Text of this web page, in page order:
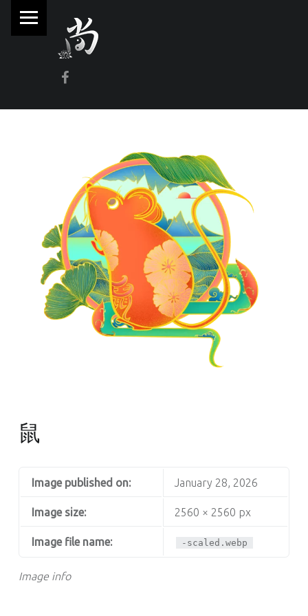
尚
門
風
水
命
理
林師傅(Sammy Lam) 玄學顧問-奇門遁甲流年問事、增運、調整風水
Facebook
鼠
Image info
Image published on: January 28, 2026
Image size: 2560 × 2560 px
Image file name: -scaled.webp